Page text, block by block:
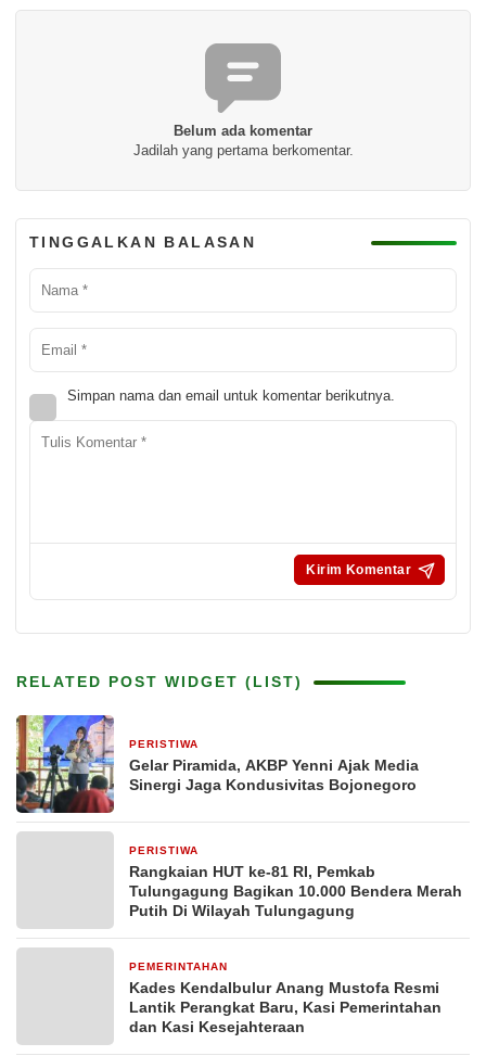
Belum ada komentar
Jadilah yang pertama berkomentar.
TINGGALKAN BALASAN
Simpan nama dan email untuk komentar berikutnya.
RELATED POST WIDGET (LIST)
PERISTIWA
Gelar Piramida, AKBP Yenni Ajak Media
Sinergi Jaga Kondusivitas Bojonegoro
PERISTIWA
Rangkaian HUT ke-81 RI, Pemkab
Tulungagung Bagikan 10.000 Bendera Merah
Putih Di Wilayah Tulungagung
PEMERINTAHAN
Kades Kendalbulur Anang Mustofa Resmi
Lantik Perangkat Baru, Kasi Pemerintahan
dan Kasi Kesejahteraan